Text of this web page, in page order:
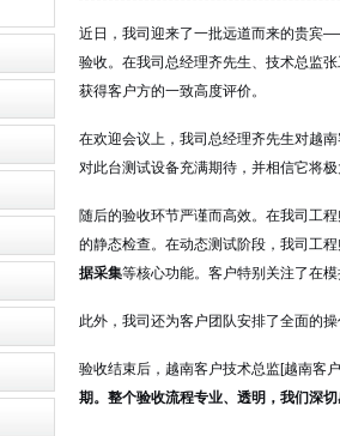
近日，我司迎来了一批远道而来的贵宾
验收。在我司总经理齐先生、技术总监
获得客户方的一致高度评价。
在欢迎会议上，我司总经理齐先生对越
对此台测试设备充满期待，并相信它将
随后的验收环节严谨而高效。在我司工
的静态检查。在动态测试阶段，我司工
据采集等核心功能。客户特别关注了在
此外，我司还为客户团队安排了全面的
验收结束后，越南客户技术总监[越南客
期。整个验收流程专业、透明，我们深